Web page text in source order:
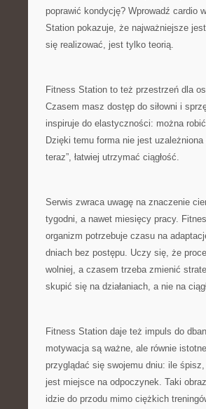
poprawić kondycję? Wprowadź cardio
Station pokazuje, że najważniejsze
się realizować, jest tylko teorią.
Fitness Station to też przestrzeń dla
Czasem masz dostęp do siłowni i
inspiruje do elastyczności: można
Dzięki temu forma nie jest
teraz”, łatwiej utrzymać ciągłość.
Serwis zwraca uwagę na znaczenie
tygodni, a nawet miesięcy pracy.
organizm potrzebuje czasu na
dniach bez postępu. Uczy się, że
wolniej, a czasem trzeba zmienić
skupić się na działaniach, a nie na
Fitness Station daje też impuls do
motywacja są ważne, ale równie
przyglądać się swojemu dniu: ile
jest miejsce na odpoczynek. Taki
idzie do przodu mimo ciężkich